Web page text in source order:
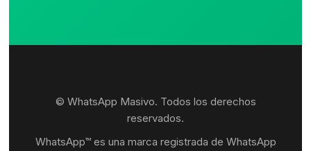
© WhatsApp Masivo. Todos los derechos
reservados.
WhatsApp™ es una marca registrada de WhatsApp